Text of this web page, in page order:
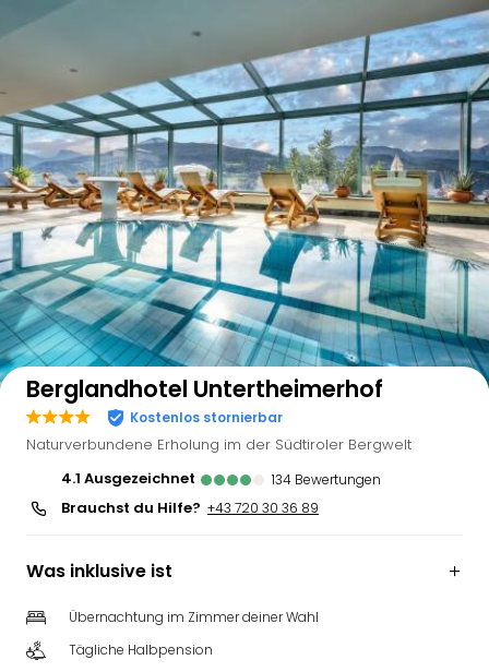
Auf der Karte anzeigen
Berglandhotel Untertheimerhof
Kostenlos stornierbar
Naturverbundene Erholung im der Südtiroler Bergwelt
4.1
ausgezeichnet 134 Bewertungen
Brauchst du Hilfe? +43 720 30 36 89
Was inklusive ist
Übernachtung im Zimmer deiner Wahl
Tägliche Halbpension